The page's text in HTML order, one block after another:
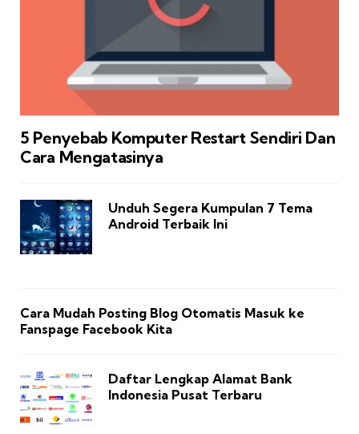
5 Penyebab Komputer Restart Sendiri Dan
Cara Mengatasinya
Unduh Segera Kumpulan 7 Tema
Android Terbaik Ini
Cara Mudah Posting Blog Otomatis Masuk ke
Fanspage Facebook Kita
Daftar Lengkap Alamat Bank
Indonesia Pusat Terbaru